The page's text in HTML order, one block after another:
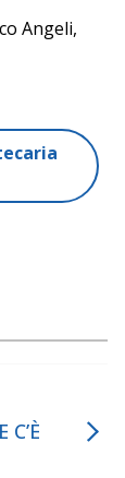
Angeli,
Edizioni